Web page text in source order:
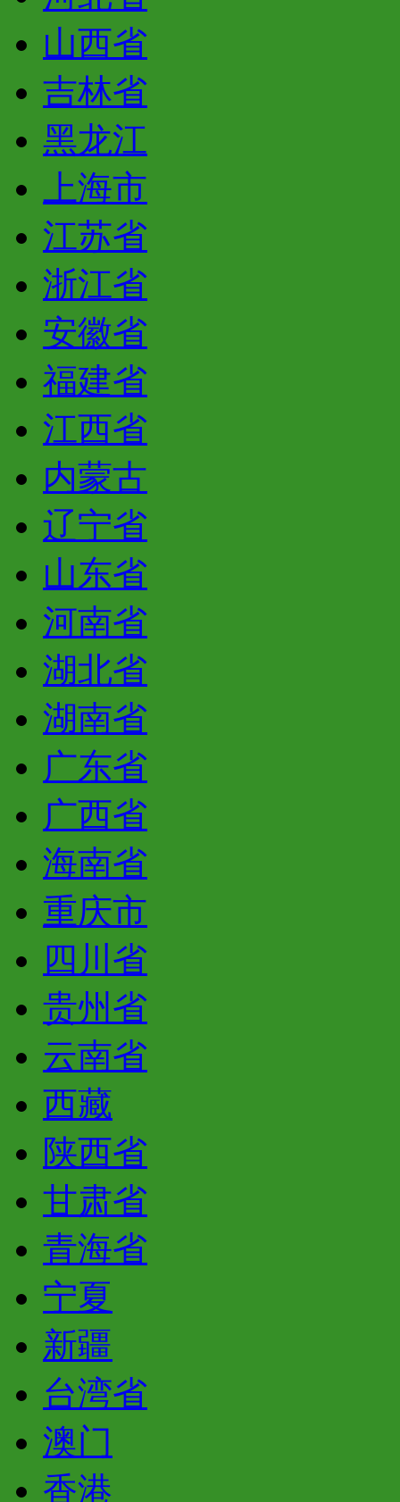
山西省
吉林省
黑龙江
上海市
江苏省
浙江省
安徽省
福建省
江西省
内蒙古
辽宁省
山东省
河南省
湖北省
湖南省
广东省
广西省
海南省
重庆市
四川省
贵州省
云南省
西藏
陕西省
甘肃省
青海省
宁夏
新疆
台湾省
澳门
香港